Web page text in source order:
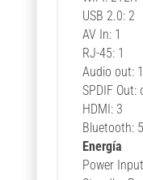
USB 2.0: 2
AV In: 1
RJ-45: 1
Audio out: 1
SPDIF Out:
HDMI: 3
Bluetooth:
Energía
Power